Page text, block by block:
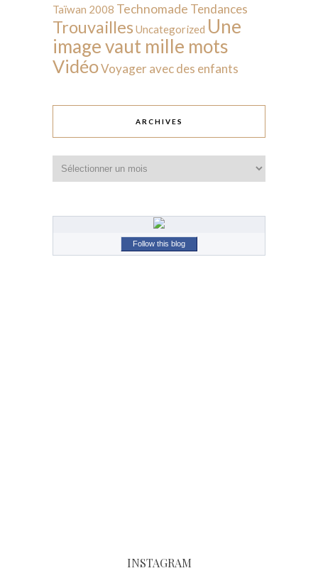
Taïwan 2008 Technomade Tendances
Trouvailles Uncategorized Une
image vaut mille mots
VidéoVoyager avec des enfants
ARCHIVES
Follow this blog
INSTAGRAM